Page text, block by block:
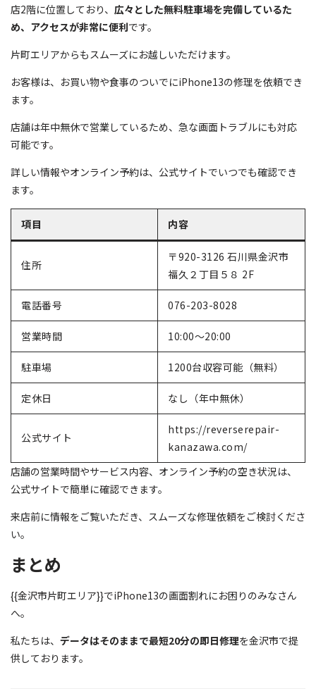
店2階に位置しており、 広々とした無料駐車場を完備しているた
め、アクセスが非常に便利です。
片町エリアからもスムーズにお越しいただけます。
お客様は、お買い物や食事のついでにiPhone13の修理を依頼でき
ます。
店舗は年中無休で営業しているため、急な画面トラブルにも対応
可能です。
詳しい情報やオンライン予約は、公式サイトでいつでも確認でき
ます。
項目 内容
住所
〒920-3126 石川県金沢市
福久２丁目５８ 2F
電話番号 076-203-8028
営業時間 10:00～20:00
駐車場 1200台収容可能（無料）
定休日 なし（年中無休）
公式サイト
https://reverserepair-
kanazawa.com/
店舗の営業時間やサービス内容、オンライン予約の空き状況は、
公式サイトで簡単に確認できます。
来店前に情報をご覧いただき、スムーズな修理依頼をご検討くださ
い。
まとめ
{{金沢市片町エリア}}でiPhone13の画面割れにお困りのみなさん
へ。
私たちは、 データはそのままで最短20分の即日修理を金沢市で提
供しております。